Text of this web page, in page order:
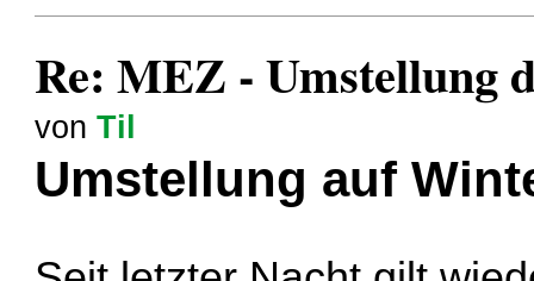
Re: MEZ - Umstellung
vonTil
Umstellung auf